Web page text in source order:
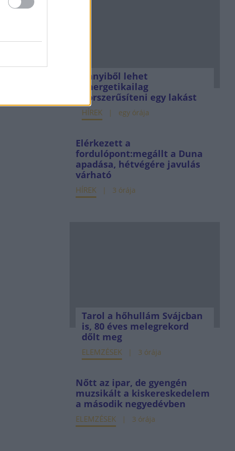
Ennyiből lehet
energetikailag
korszerűsíteni egy lakást
HÍREK egy órája
Elérkezett a
fordulópont:megállt a Duna
apadása, hétvégére javulás
várható
HÍREK 3 órája
Tarol a hőhullám Svájcban
is, 80 éves melegrekord
dőlt meg
ELEMZÉSEK 3 órája
Nőtt az ipar, de gyengén
muzsikált a kiskereskedelem
a második negyedévben
ELEMZÉSEK 3 órája